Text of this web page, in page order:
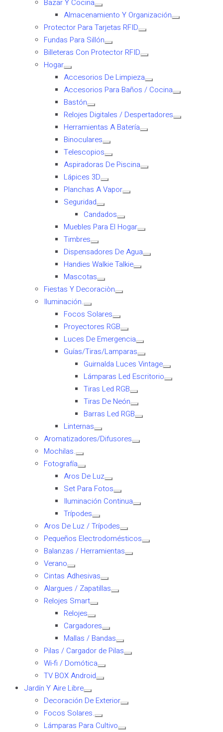
Bazar Y Cocina
Almacenamiento Y Organización
Protector Para Tarjetas RFID
Fundas Para Sillón
Billeteras Con Protector RFID
Hogar
Accesorios De Limpieza
Accesorios Para Baños / Cocina
Bastón
Relojes Digitales / Despertadores
Herramientas A Batería
Binoculares
Telescopios
Aspiradoras De Piscina
Lápices 3D
Planchas A Vapor
Seguridad
Candados
Muebles Para El Hogar
Timbres
Dispensadores De Agua
Handies Walkie Talkie
Mascotas
Fiestas Y Decoraciòn
Iluminación.
Focos Solares
Proyectores RGB
Luces De Emergencia
Guías/Tiras/Lamparas
Guirnalda Luces Vintage
Lámparas Led Escritorio
Tiras Led RGB
Tiras De Neón
Barras Led RGB
Linternas
Aromatizadores/Difusores
Mochilas.
Fotografía
Aros De Luz
Set Para Fotos
Iluminación Continua
Trípodes
Aros De Luz / Trípodes
Pequeños Electrodomésticos
Balanzas / Herramientas
Verano
Cintas Adhesivas
Alargues / Zapatillas
Relojes Smart
Relojes
Cargadores
Mallas / Bandas
Pilas / Cargador de Pilas
Wi-fi / Domótica
TV BOX Android
Jardín Y Aire Libre
Decoración De Exterior
Focos Solares.
Lámparas Para Cultivo